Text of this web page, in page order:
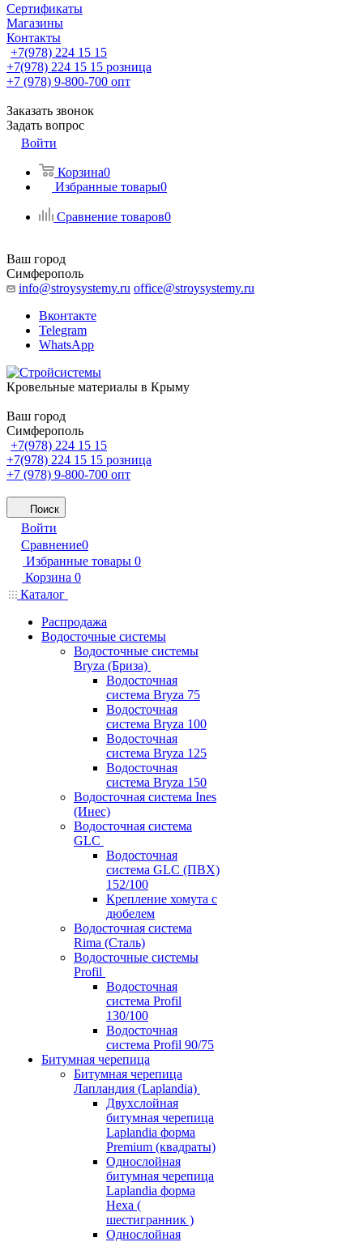
Сертификаты
Магазины
Контакты
+7(978) 224 15 15
+7(978) 224 15 15 розница
+7 (978) 9-800-700 опт
Заказать звонок
Задать вопрос
Войти
Корзина0
Избранные товары0
Сравнение товаров0
Ваш город
Симферополь
info@stroysystemy.ru office@stroysystemy.ru
Вконтакте
Telegram
WhatsApp
Кровельные материалы в Крыму
Ваш город
Симферополь
+7(978) 224 15 15
+7(978) 224 15 15 розница
+7 (978) 9-800-700 опт
Поиск
Войти
Сравнение0
Избранные товары 0
Корзина 0
Каталог
Распродажа
Водосточные системы
Водосточные системы
Bryza (Бриза)
Водосточная
система Bryza 75
Водосточная
система Bryza 100
Водосточная
система Bryza 125
Водосточная
система Bryza 150
Водосточная система Ines
(Инес)
Водосточная система
GLC
Водосточная
система GLC (ПВХ)
152/100
Крепление хомута с
дюбелем
Водосточная система
Rima (Сталь)
Водосточные системы
Profil
Водосточная
система Profil
130/100
Водосточная
система Profil 90/75
Битумная черепица
Битумная черепица
Лапландия (Laplandia)
Двухслойная
битумная черепица
Laplandia форма
Premium (квадраты)
Однослойная
битумная черепица
Laplandia форма
Hexa (
шестигранник )
Однослойная